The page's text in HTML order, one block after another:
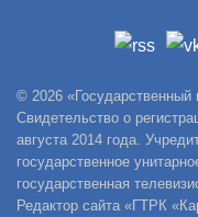
© 2026 «Государственный
Свидетельство о
августа 2014 года.
государственное
государственная
Редактор сайта «ГТРК